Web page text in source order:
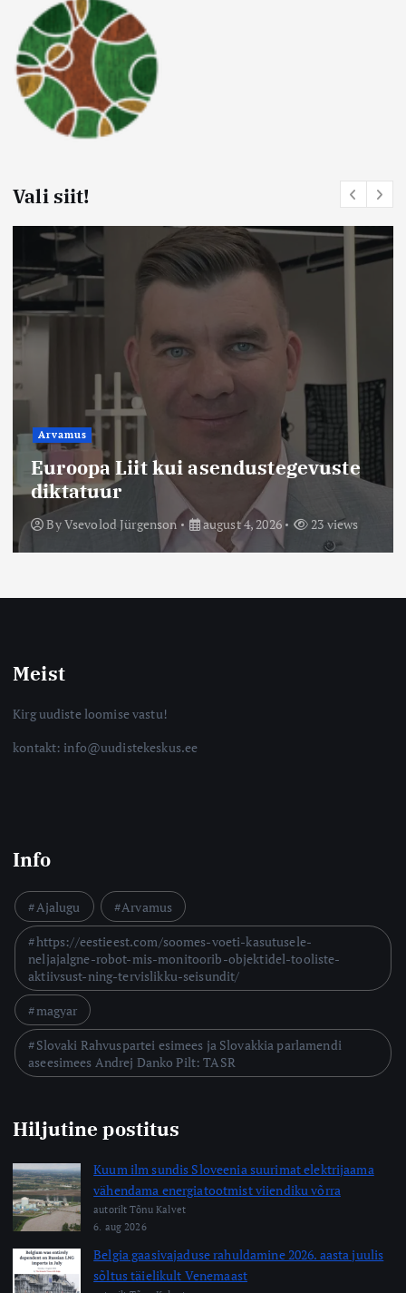
Vali siit!
Arvamus
Euroopa Liit kui asendustegevuste
diktatuur
ByVsevolod Jürgenson august 4, 2026 23 views
Meist
Kirg uudiste loomise vastu!
kontakt: info@uudistekeskus.ee
Info
Ajalugu
Arvamus
https://eestieest.com/soomes-voeti-kasutusele-
neljajalgne-robot-mis-monitoorib-objektidel-tooliste-
aktiivsust-ning-tervislikku-seisundit/
magyar
Slovaki Rahvuspartei esimees ja Slovakkia parlamendi
aseesimees Andrej Danko Pilt: TASR
Hiljutine postitus
Kuum ilm sundis Sloveenia suurimat elektrijaama
vähendama energiatootmist viiendiku võrra
autorilt Tõnu Kalvet
6. aug 2026
Belgia gaasivajaduse rahuldamine 2026. aasta juulis
sõltus täielikult Venemaast